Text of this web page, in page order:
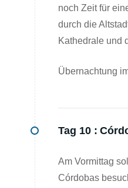
noch Zeit für
durch die
Kathedrale und
Übernachtung
Tag 10 :
Am Vormittag
Córdobas